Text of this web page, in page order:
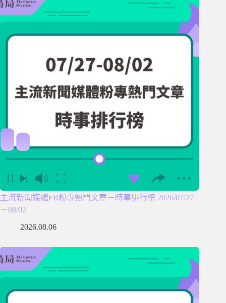
主流新聞媒體FB粉專熱門文章－時事排行榜 2026/07/27
－08/02
2026.08.06